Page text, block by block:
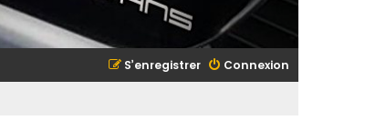
Connexion
S’enregistrer